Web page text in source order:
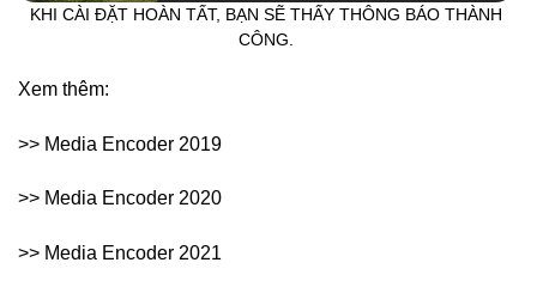
KHI CÀI ĐẶT HOÀN TẤT, BẠN SẼ THẤY THÔNG BÁO THÀNH
CÔNG.
Xem thêm:
>> Media Encoder 2019
>> Media Encoder 2020
>> Media Encoder 2021